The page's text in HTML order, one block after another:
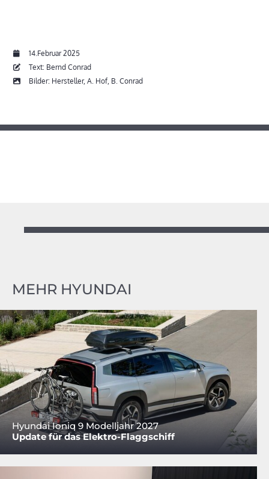
14.Februar 2025
Text: Bernd Conrad
Bilder: Hersteller, A. Hof, B. Conrad
MEHR HYUNDAI
Hyundai Ioniq 9 Modelljahr 2027
Update für das Elektro-Flaggschiff